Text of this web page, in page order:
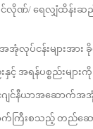
ရေလျှံထိန်းဆည်ဖ
းများအား ခိုင်ခ
ပစ္စည်းများကို ထိ
ာအဆောက်အအုံမျာ
းစသည့် တည်ဆောက်ရေ